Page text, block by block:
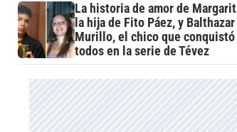
La historia de amor de
la hija de Fito Páez, y Balthazar
Murillo, el chico que conquistó
todos en la serie de Tévez